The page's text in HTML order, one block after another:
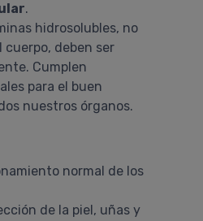
.
hidrosolubles, no
cuerpo, deben ser
Cumplen
para el buen
nuestros órganos.
normal de los
de la piel, uñas y